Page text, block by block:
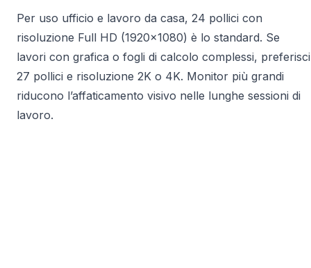
Per uso ufficio e lavoro da casa, 24 pollici con
risoluzione Full HD (1920×1080) è lo standard. Se
lavori con grafica o fogli di calcolo complessi, preferisci
27 pollici e risoluzione 2K o 4K. Monitor più grandi
riducono l’affaticamento visivo nelle lunghe sessioni di
lavoro.